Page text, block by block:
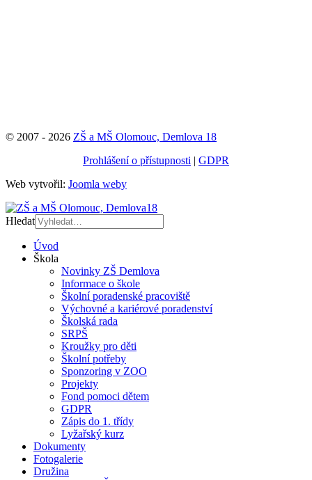
© 2007 - 2026 ZŠ a MŠ Olomouc, Demlova 18
Prohlášení o přístupnosti | GDPR
Web vytvořil: Joomla weby
Hledat
Úvod
Škola
Novinky ZŠ Demlova
Informace o škole
Školní poradenské pracoviště
Výchovné a kariérové poradenství
Školská rada
SRPŠ
Kroužky pro děti
Školní potřeby
Sponzoring v ZOO
Projekty
Fond pomoci dětem
GDPR
Zápis do 1. třídy
Lyžařský kurz
Dokumenty
Fotogalerie
Družina